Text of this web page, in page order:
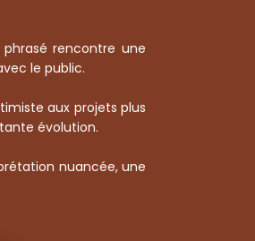
rencontre une
le public.
aux projets plus
évolution.
nuancée, une